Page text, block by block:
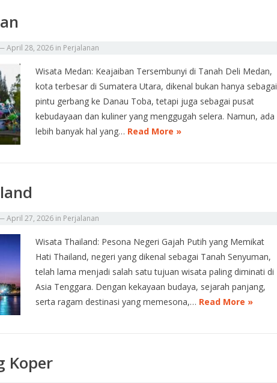
April 28, 2026 in Perjalanan
Wisata Medan: Keajaiban Tersembunyi di Tanah Deli Medan,
kota terbesar di Sumatera Utara, dikenal bukan hanya sebagai
pintu gerbang ke Danau Toba, tetapi juga sebagai pusat
kebudayaan dan kuliner yang menggugah selera. Namun, ada
lebih banyak hal yang… Read More »
April 27, 2026 in Perjalanan
Wisata Thailand: Pesona Negeri Gajah Putih yang Memikat
Hati Thailand, negeri yang dikenal sebagai Tanah Senyuman,
telah lama menjadi salah satu tujuan wisata paling diminati di
Asia Tenggara. Dengan kekayaan budaya, sejarah panjang,
serta ragam destinasi yang memesona,… Read More »
Koper